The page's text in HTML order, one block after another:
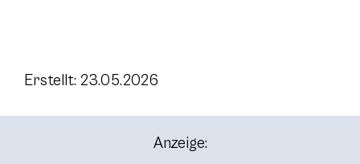
Erstellt: 23.05.2026
Anzeige: